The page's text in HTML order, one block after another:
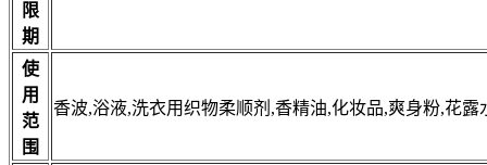
限
期
使
用
范
围
香波,浴液,洗衣用织物柔顺剂,香精油,化妆品,爽身粉,花